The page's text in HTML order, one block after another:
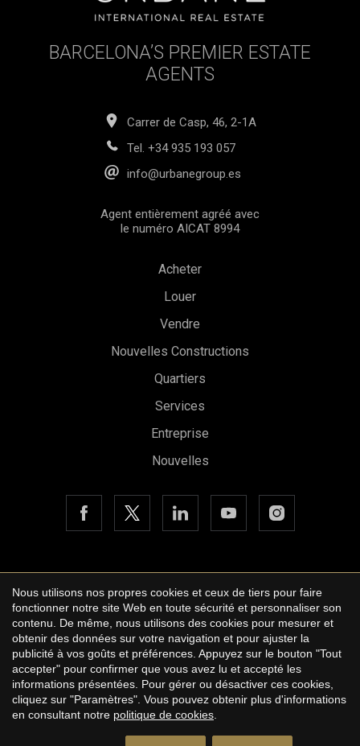
BARCELONA’S PREMIER ESTATE
AGENTS
Carrer de Casp, 46, 2-1A
Tel. +34 935 193 057
info@urbanegroup.es
Agent entièrement agréé avec
le numéro AICAT 8994
Acheter
Louer
Vendre
Nouvelles Constructions
Quartiers
Services
Entreprise
Nouvelles
Avis légal
Politique de confidentialité
Cookie Policy
byiEstrategic
Nous utilisons nos propres cookies et ceux de tiers pour faire
fonctionner notre site Web en toute sécurité et personnaliser son
contenu. De même, nous utilisons des cookies pour mesurer et
obtenir des données sur votre navigation et pour ajuster la
publicité à vos goûts et préférences. Appuyez sur le bouton "Tout
accepter" pour confirmer que vous avez lu et accepté les
informations présentées. Pour gérer ou désactiver ces cookies,
cliquez sur "Paramètres". Vous pouvez obtenir plus d'informations
en consultant notre politique de cookies